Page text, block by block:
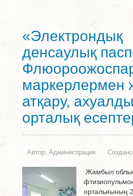
«Электрондық
денсаулық
маркерлермен
атқару,
орталық
Автор: Администрация
Жамбыл
орталығының